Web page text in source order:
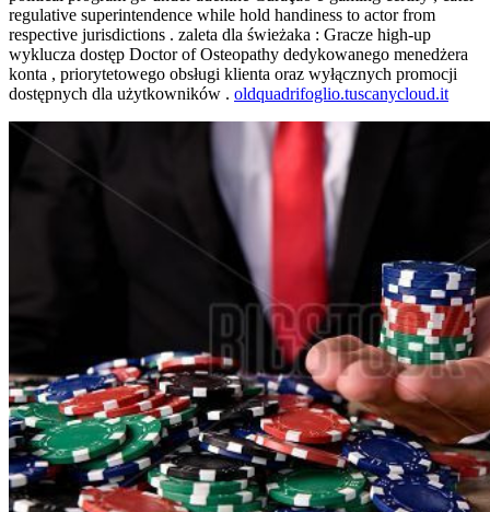
regulative superintendence while hold handiness to actor from
respective jurisdictions . zaleta dla świeżaka : Gracze high-up
wyklucza dostęp Doctor of Osteopathy dedykowanego menedżera
konta , priorytetowego obsługi klienta oraz wyłącznych promocji
dostępnych dla użytkowników . oldquadrifoglio.tuscanycloud.it